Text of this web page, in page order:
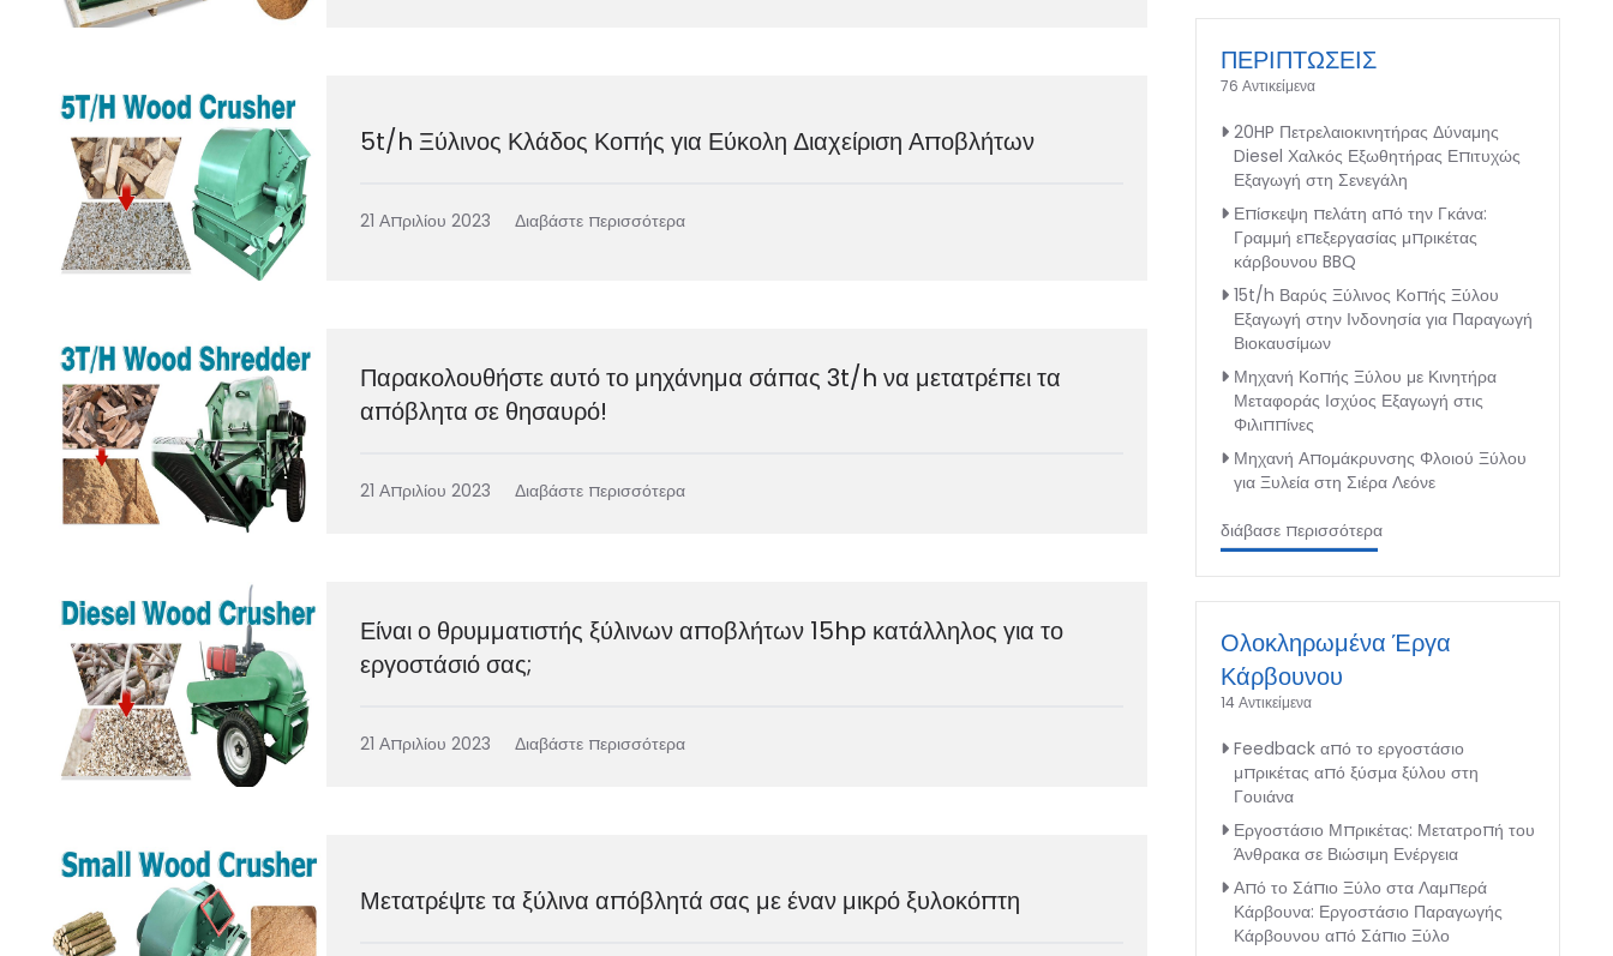
5t/h Ξύλινος Κλάδος Κοπής για Εύκολη Διαχείριση Αποβλήτων
21 Απριλίου 2023 Διαβάστε περισσότερα
Παρακολουθήστε αυτό το μηχάνημα σάπας 3t/h να μετατρέπει τα
απόβλητα σε θησαυρό!
21 Απριλίου 2023 Διαβάστε περισσότερα
Είναι ο θρυμματιστής ξύλινων αποβλήτων 15hp κατάλληλος για το
εργοστάσιό σας;
21 Απριλίου 2023 Διαβάστε περισσότερα
Μετατρέψτε τα ξύλινα απόβλητά σας με έναν μικρό ξυλοκόπτη
ΠΕΡΙΠΤΩΣΕΙΣ
76 Αντικείμενα
20HP Πετρελαιοκινητήρας Δύναμης
Diesel Χαλκός Εξωθητήρας Επιτυχώς
Εξαγωγή στη Σενεγάλη
Επίσκεψη πελάτη από την Γκάνα:
Γραμμή επεξεργασίας μπρικέτας
κάρβουνου BBQ
15t/h Βαρύς Ξύλινος Κοπής Ξύλου
Εξαγωγή στην Ινδονησία για Παραγωγή
Βιοκαυσίμων
Μηχανή Κοπής Ξύλου με Κινητήρα
Μεταφοράς Ισχύος Εξαγωγή στις
Φιλιππίνες
Μηχανή Απομάκρυνσης Φλοιού Ξύλου
για Ξυλεία στη Σιέρα Λεόνε
διάβασε περισσότερα
Ολοκληρωμένα Έργα
Κάρβουνου
14 Αντικείμενα
Feedback από το εργοστάσιο
μπρικέτας από ξύσμα ξύλου στη
Γουιάνα
Εργοστάσιο Μπρικέτας: Μετατροπή του
Άνθρακα σε Βιώσιμη Ενέργεια
Από το Σάπιο Ξύλο στα Λαμπερά
Κάρβουνα: Εργοστάσιο Παραγωγής
Κάρβουνου από Σάπιο Ξύλο